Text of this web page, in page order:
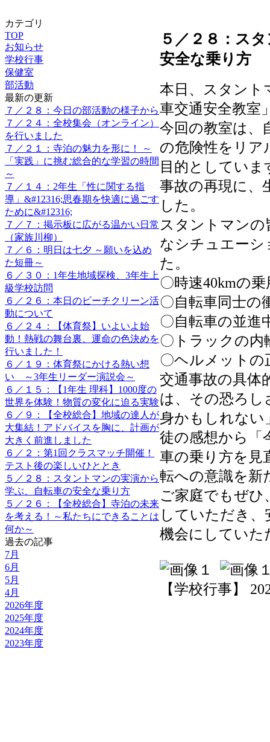
カテゴリ
TOP
お知らせ
学校行事
保健室
部活動
最新の更新
７／２８：今日の部活動の様子から
７／２４：全校集会（オンライン）
を行いました
７／２１：寺泊の魅力を形に！ ～
「実践」に挑む総合的な学習の時間
～
７／１４：2年生「性に関する指
導」&#12316;思春期を快適に過ごす
ために&#12316;
７／７：掲示板に広がる温かい日常
（家族川柳）
７／６：明日は七夕 ～願いを込め
た短冊～
６／３０：1年生地域探検、3年生上
級学校訪問
６／２６：本日のビーチクリーン活
動について
６／２４：【体育祭】いよいよ始
動！熱戦の舞台裏、運命の色決めを
行いました！
６／１９：体育祭にかける熱い想
い ～3年生リーダー演説会～
６／１５：【1年生 理科】1000度の
世界を体験！物質の変化に迫る実験
６／９：【全校総合】地域の達人が
大集結！アドバイスを胸に、計画が
大きく前進しました
６／２：第1回クラスマッチ開催！
テスト後の楽しいひととき
５／２８：スタントマンの実演から
学ぶ、自転車の安全な乗り方
５／２６：【全校総合】寺泊の未来
を考える！～私たちにできることは
何か～
過去の記事
7月
6月
5月
4月
2026年度
2025年度
2024年度
2023年度
５／２８：ス
安全な乗り方
本日、スタント
車交通安全教室
今回の教室は、
の危険性をリア
目的としてい
事故の再現に、
した。
スタントマンの
なシチュエーシ
た。
〇時速40kmの
〇自転車同士の
〇自転車の並進
〇トラックの内
〇ヘルメットの
交通事故の具体
は、その恐ろし
身かもしれない
徒の感想から「
車の乗り方を見
転への意識を新
ご家庭でもぜひ
していただき
機会にしていた
【学校行事】